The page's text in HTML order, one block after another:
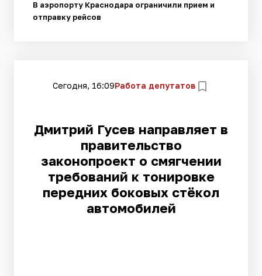
В аэропорту Краснодара ограничили прием и
отправку рейсов
Сегодня, 16:09Работа депутатов
Дмитрий Гусев направляет в
правительство
законопроект о смягчении
требований к тонировке
передних боковых стёкол
автомобилей